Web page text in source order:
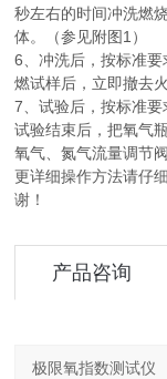
秒左右的时间冲洗燃
体。（参见附图1）
6、冲洗后，按标准
燃试样后，立即撤去
7、试验后，按标准
试验结束后，把氧气
氧气、氮气流量调节
更详细操作方法请仔
谢！
产品咨询